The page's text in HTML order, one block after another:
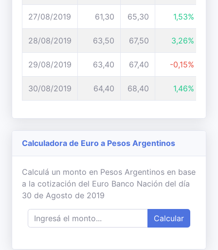
27/08/2019 61,30 65,30 1,53%
28/08/2019 63,50 67,50 3,26%
29/08/2019 63,40 67,40 -0,15%
30/08/2019 64,40 68,40 1,46%
Calculadora de Euro a Pesos Argentinos
Calculá un monto en Pesos Argentinos en base
a la cotización del Euro Banco Nación del día
30 de Agosto de 2019
Calcular